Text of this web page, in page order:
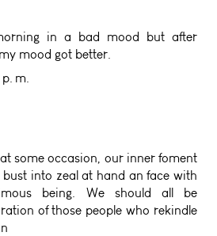
in a bad mood but after
mood got better.
m.
some occasion, our inner foment
bust into zeal at hand an face with
being. We should all be
of those people who rekindle